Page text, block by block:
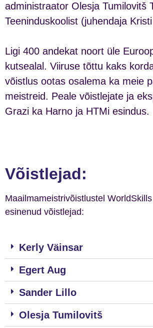
administraator Olesja Tumilovitš
Teeninduskoolist (juhendaja
Ligi 400 andekat noort üle
kutsealal. Viiruse tõttu kaks
võistlus ootas osalema ka meie
meistreid. Peale võistlejate ja
Grazi ka Harno ja HTMi esindus.
Võistlejad:
Maailmameistrivõistlustel
esinenud võistlejad:
Kerly Väinsar
Egert Aug
Sander Lillo
Olesja Tumilovitš